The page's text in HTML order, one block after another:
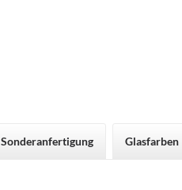
Sonderanfertigung Glasfarben